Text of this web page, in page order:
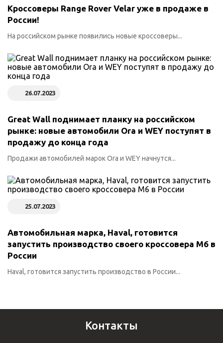
Кроссоверы Range Rover Velar уже в продаже в
России!
На российском рынке появились новые кроссоверы...
26.07.2023
Great Wall поднимает планку на российском
рынке: новые автомобили Ora и WEY поступят в
продажу до конца года
Продажи автомобилей марок Ora и WEY начнутся...
25.07.2023
Автомобильная марка, Haval, готовится
запустить производство своего кроссовера M6 в
России
Haval, готовится запустить производство в России...
Контакты